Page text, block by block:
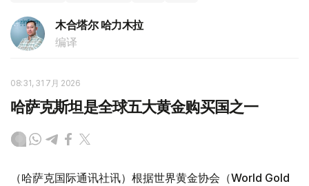
木合塔尔 哈力木拉
编译
08:31, 31 7月 2026
哈萨克斯坦是全球五大黄金购买国之一
（哈萨克国际通讯社讯）根据世界黄金协会（World Gold